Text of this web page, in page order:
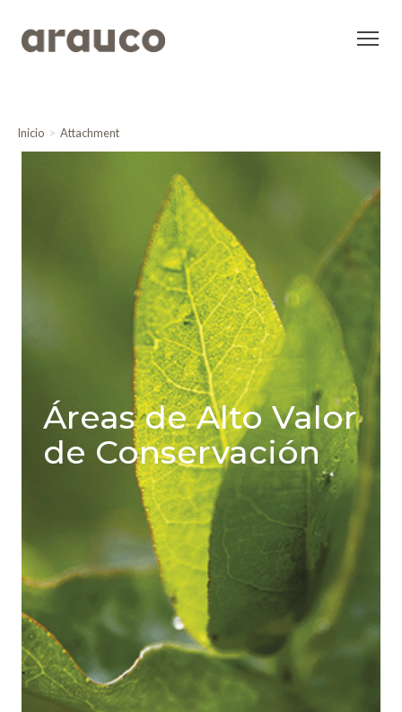
Inicio Attachment
Áreas de Alto Valor
de Conservación